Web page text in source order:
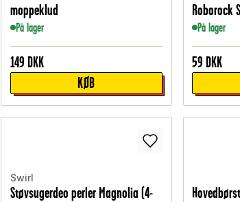
moppeklud
På lager
149 DKK
KØB
Roborock
På lager
59 DKK
Swirl
Støvsugerdeo perler Magnolia (4-